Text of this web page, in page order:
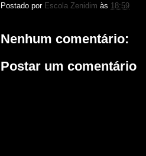
Postado por Escola Zenidim às 18:59
Nenhum comentário:
Postar um comentário